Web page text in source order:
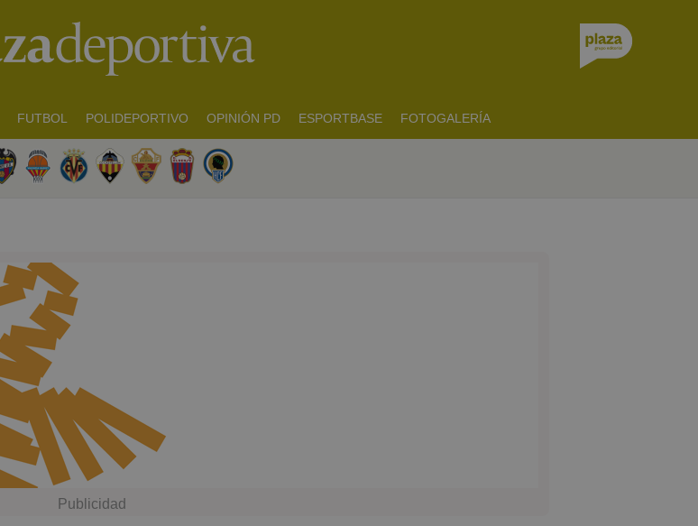
FUTBOL POLIDEPORTIVO OPINIÓN PD ESPORTBASE FOTOGALERÍA